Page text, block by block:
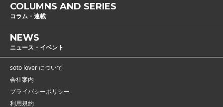
COLUMNS AND SERIES
コラム・連載
NEWS
ニュース・イベント
soto lover について
会社案内
プライバシーポリシー
利用規約